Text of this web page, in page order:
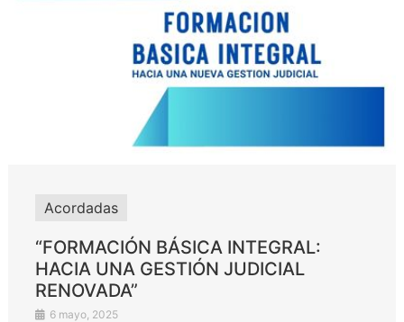
Acordadas
“FORMACIÓN BÁSICA INTEGRAL:
HACIA UNA GESTIÓN JUDICIAL
RENOVADA”
6 mayo, 2025